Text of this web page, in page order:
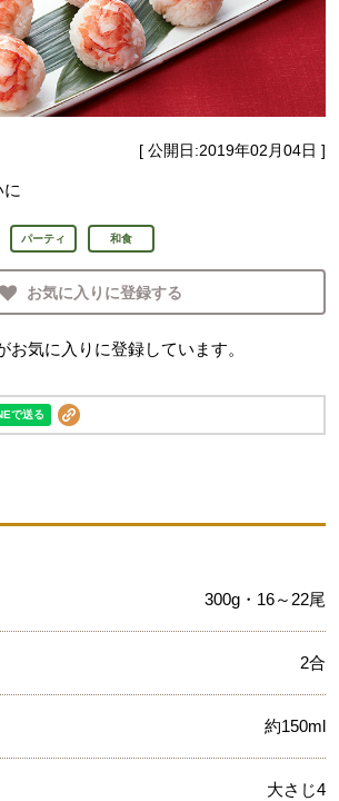
[ 公開日:2019年02月04日 ]
パーティ 和食
お気に入りに登録する
お気に入りに登録しています。
300g・16～22尾
2合
約150ml
大さじ4